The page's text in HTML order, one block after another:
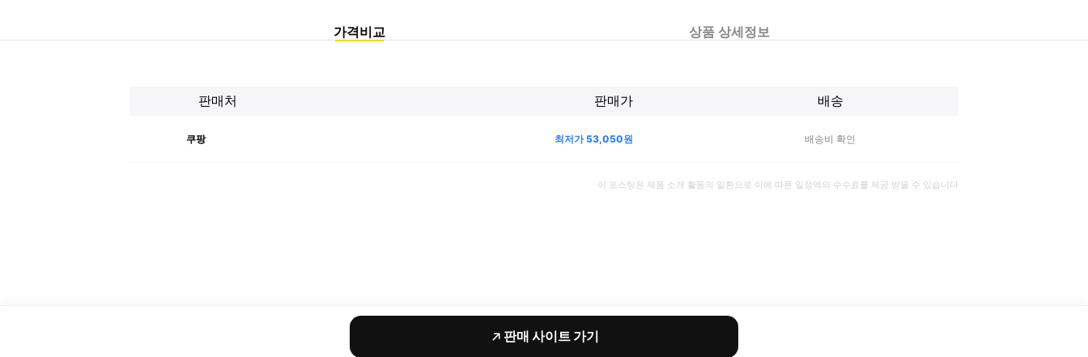
가격비교 상품 상세정보
판매처 판매가 배송
쿠팡 최저가53,050원 배송비 확인
이 포스팅은 제품 소개 활동의 일환으로 이에 따른 일정액의 수수료를 제공 받을 수 있습니다
판매 사이트 가기